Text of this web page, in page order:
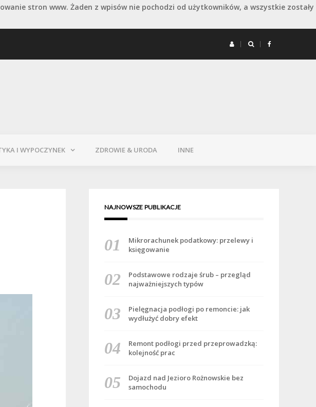
stron www. Żaden z wpisów nie pochodzi od użytkowników, a wszystkie zostały
I WYPOCZYNEK ZDROWIE & URODA INNE
NAJNOWSZE PUBLIKACJE
Mikrorachunek podatkowy: przelewy i
księgowanie
Podstawowe rodzaje śrub – przegląd
najważniejszych typów
Pielęgnacja podłogi po remoncie: jak
wydłużyć dobry efekt
Remont podłogi przed przeprowadzką:
kolejność prac
Dojazd nad Jezioro Rożnowskie bez
samochodu